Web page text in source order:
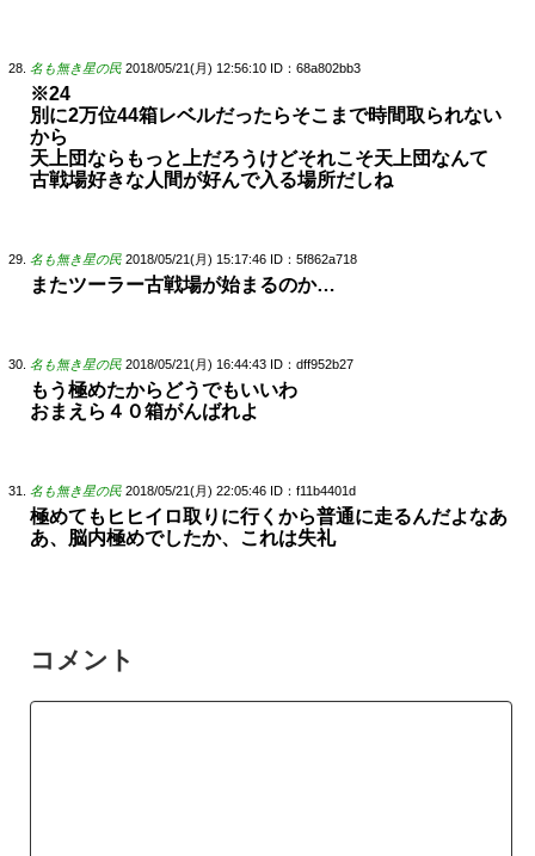
名も無き星の民 2018/05/21(月) 12:56:10 ID：68a802bb3
※24
別に2万位44箱レベルだったらそこまで時間取られない
から
天上団ならもっと上だろうけどそれこそ天上団なんて
古戦場好きな人間が好んで入る場所だしね
名も無き星の民 2018/05/21(月) 15:17:46 ID：5f862a718
またツーラー古戦場が始まるのか…
名も無き星の民 2018/05/21(月) 16:44:43 ID：dff952b27
もう極めたからどうでもいいわ
おまえら４０箱がんばれよ
名も無き星の民 2018/05/21(月) 22:05:46 ID：f11b4401d
極めてもヒヒイロ取りに行くから普通に走るんだよなあ
あ、脳内極めでしたか、これは失礼
コメント